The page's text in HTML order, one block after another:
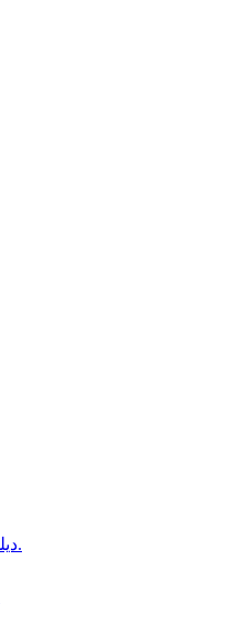
ديلى ميل؛ سوإستفاده از كودكان در قالب «بجه بازى» همچنان در افغانستان ادامه دارد.